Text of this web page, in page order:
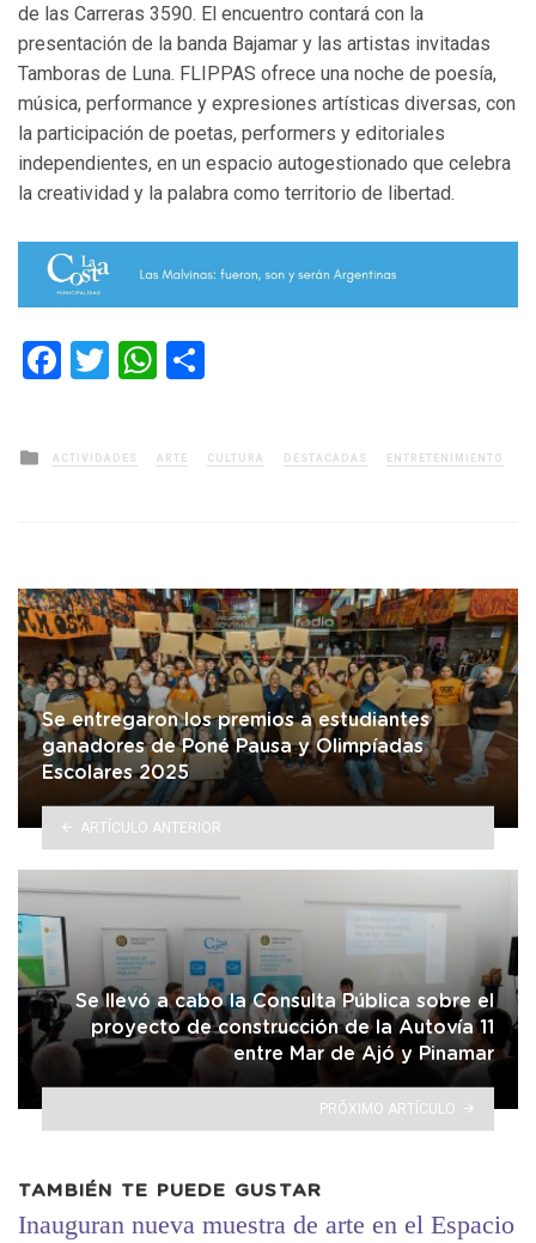
de las Carreras 3590. El encuentro contará con la
presentación de la banda Bajamar y las artistas invitadas
Tamboras de Luna. FLIPPAS ofrece una noche de poesía,
música, performance y expresiones artísticas diversas, con
la participación de poetas, performers y editoriales
independientes, en un espacio autogestionado que celebra
la creatividad y la palabra como territorio de libertad.
Facebook
TwitterWhatsApp
Posted
in
ACTIVIDADES ARTE CULTURA DESTACADAS ENTRETENIMIENTO
Se entregaron los premios a estudiantes
ganadores de Poné Pausa y Olimpíadas
Escolares 2025
ARTÍCULO ANTERIOR
Se llevó a cabo la Consulta Pública sobre el
proyecto de construcción de la Autovía 11
entre Mar de Ajó y Pinamar
PRÓXIMO ARTÍCULO
TAMBIÉN TE PUEDE GUSTAR
Inauguran nueva muestra de arte en el Espacio